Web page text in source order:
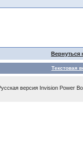
Вернуться
Текстовая
версия Invision Power